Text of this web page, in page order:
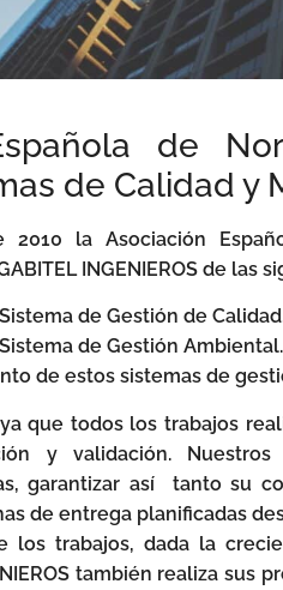
de
de Calidad y
la Asociación
INGENIEROS de las
de Gestión de
Sistema de Gestión
de estos sistemas de
que todos los trabajos
y validación.
garantizar así tanto su
de entrega planificadas
los trabajos, dada la
también realiza